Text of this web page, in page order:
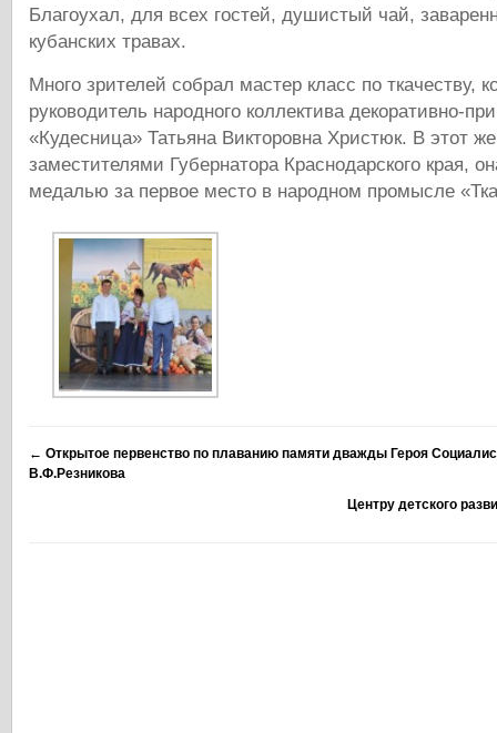
Благоухал, для всех гостей, душистый чай,
кубанских травах.
Много зрителей собрал мастер класс по ткачеству,
руководитель народного коллектива декоративно-
«Кудесница» Татьяна Викторовна Христюк. В этот
заместителями Губернатора Краснодарского края,
медалью за первое место в народном промысле
← Открытое первенство по плаванию памяти дважды Героя
В.Ф.Резникова
Центру детского